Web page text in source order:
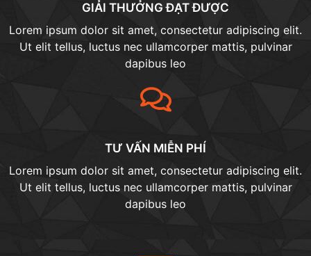
GIẢI THƯỞNG ĐẠT ĐƯỢC
Lorem ipsum dolor sit amet, consectetur adipiscing elit.
Ut elit tellus, luctus nec ullamcorper mattis, pulvinar
dapibus leo
TƯ VẤN MIỄN PHÍ
Lorem ipsum dolor sit amet, consectetur adipiscing elit.
Ut elit tellus, luctus nec ullamcorper mattis, pulvinar
dapibus leo​